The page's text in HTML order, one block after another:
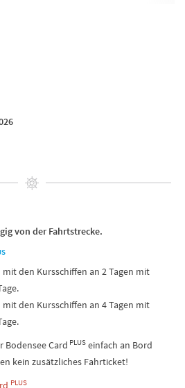
von der Fahrtstrecke.
den Kursschiffen an 2 Tagen mit
den Kursschiffen an 4 Tagen mit
Bodensee Card PLUS einfach an Bord
kein zusätzliches Fahrticket!
PLUS